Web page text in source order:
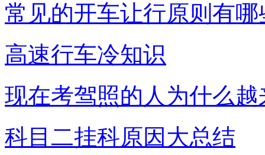
常见的开车让行原则有哪
高速行车冷知识
现在考驾照的人为什么越
科目二挂科原因大总结